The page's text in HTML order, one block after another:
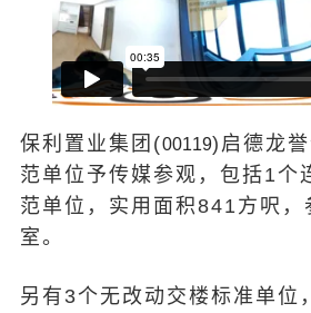
保利置业集团(00119)启德龙
范单位予传媒参观，包括1个
范单位，实用面积841方呎
室。
另有3个无改动交楼标准单位